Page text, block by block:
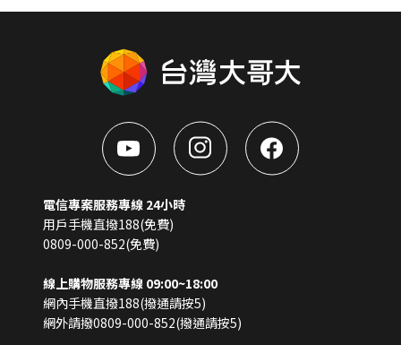
電信專案服務專線 24小時
用戶手機直撥188(免費)
0809-000-852(免費)
線上購物服務專線 09:00~18:00
網內手機直撥188(撥通請按5)
網外請撥0809-000-852(撥通請按5)